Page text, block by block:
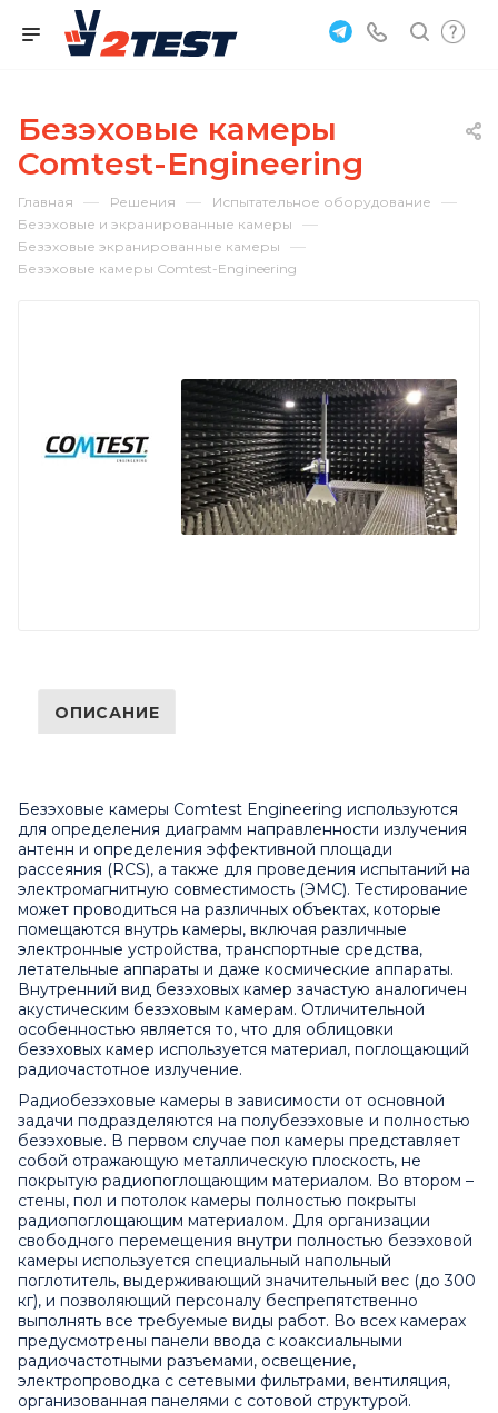
Безэховые камеры
Comtest-Engineering
Главная — Решения — Испытательное оборудование —
Безэховые и экранированные камеры —
Безэховые экранированные камеры —
Безэховые камеры Comtest-Engineering
ОПИСАНИЕ
Безэховые камеры Comtest Engineering используются
для определения диаграмм направленности излучения
антенн и определения эффективной площади
рассеяния (RCS), а также для проведения испытаний на
электромагнитную совместимость (ЭМС). Тестирование
может проводиться на различных объектах, которые
помещаются внутрь камеры, включая различные
электронные устройства, транспортные средства,
летательные аппараты и даже космические аппараты.
Внутренний вид безэховых камер зачастую аналогичен
акустическим безэховым камерам. Отличительной
особенностью является то, что для облицовки
безэховых камер используется материал, поглощающий
радиочастотное излучение.
Радиобезэховые камеры в зависимости от основной
задачи подразделяются на полубезэховые и полностью
безэховые. В первом случае пол камеры представляет
собой отражающую металлическую плоскость, не
покрытую радиопоглощающим материалом. Во втором –
стены, пол и потолок камеры полностью покрыты
радиопоглощающим материалом. Для организации
свободного перемещения внутри полностью безэховой
камеры используется специальный напольный
поглотитель, выдерживающий значительный вес (до 300
кг), и позволяющий персоналу беспрепятственно
выполнять все требуемые виды работ. Во всех камерах
предусмотрены панели ввода с коаксиальными
радиочастотными разъемами, освещение,
электропроводка с сетевыми фильтрами, вентиляция,
организованная панелями с сотовой структурой.